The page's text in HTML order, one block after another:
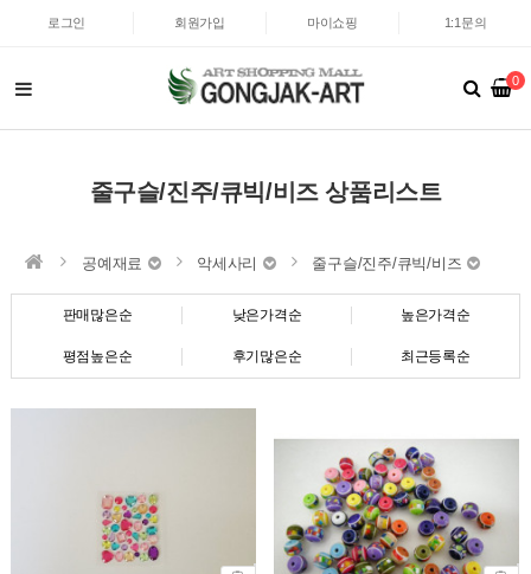
로그인 회원가입 마이쇼핑 1:1문의
0
줄구슬/진주/큐빅/비즈 상품리스트
공예재료 악세사리 줄구슬/진주/큐빅/비즈
판매많은순 낮은가격순 높은가격순
평점높은순 후기많은순 최근등록순